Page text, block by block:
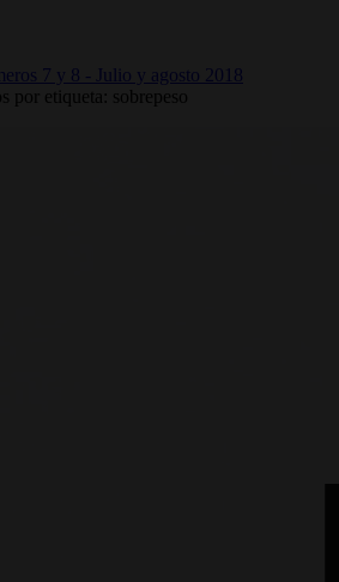
7 y 8 - Julio y agosto 2018
por etiqueta: sobrepeso